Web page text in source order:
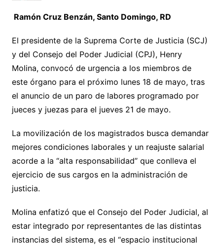
Ramón Cruz Benzán, Santo Domingo, RD
El presidente de la Suprema Corte de Justicia (SCJ)
y del Consejo del Poder Judicial (CPJ), Henry
Molina, convocó de urgencia a los miembros de
este órgano para el próximo lunes 18 de mayo, tras
el anuncio de un paro de labores programado por
jueces y juezas para el jueves 21 de mayo.
La movilización de los magistrados busca demandar
mejores condiciones laborales y un reajuste salarial
acorde a la “alta responsabilidad” que conlleva el
ejercicio de sus cargos en la administración de
justicia.
Molina enfatizó que el Consejo del Poder Judicial, al
estar integrado por representantes de las distintas
instancias del sistema, es el “espacio institucional